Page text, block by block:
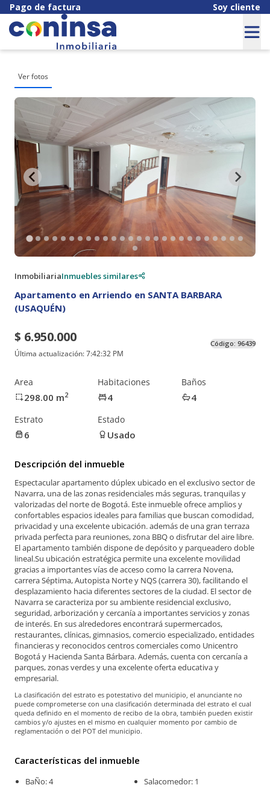
Pago de factura Soy cliente
Ver fotos
InmobiliariaInmuebles similares
Apartamento en Arriendo en SANTA BARBARA
(USAQUÉN)
$ 6.950.000
Última actualización:7:42:32 PM
Código: 96439
Area
298.00 m2
Habitaciones
4
Baños
4
Estrato
6
Estado
Usado
Descripción del inmueble
Espectacular apartamento dúplex ubicado en el exclusivo sector de
Navarra, una de las zonas residenciales más seguras, tranquilas y
valorizadas del norte de Bogotá. Este inmueble ofrece amplios y
confortables espacios ideales para familias que buscan comodidad,
privacidad y una excelente ubicación. además de una gran terraza
privada perfecta para reuniones, zona BBQ o disfrutar del aire libre.
El apartamento también dispone de depósito y parqueadero doble
lineal.Su ubicación estratégica permite una excelente movilidad
gracias a importantes vías de acceso como la carrera Novena,
carrera Séptima, Autopista Norte y NQS (carrera 30), facilitando el
desplazamiento hacia diferentes sectores de la ciudad. El sector de
Navarra se caracteriza por su ambiente residencial exclusivo,
seguridad, arborización y cercanía a importantes servicios y zonas
de interés. En sus alrededores encontrará supermercados,
restaurantes, clínicas, gimnasios, comercio especializado, entidades
financieras y reconocidos centros comerciales como Unicentro
Bogotá y Hacienda Santa Bárbara. Además, cuenta con cercanía a
parques, zonas verdes y una excelente oferta educativa y
empresarial.
La clasificación del estrato es potestativo del municipio, el anunciante no
puede comprometerse con una clasificación determinada del estrato el cual
queda definido en el momento de recibo de la obra, también pueden existir
cambios y/o ajustes en el mismo en cualquier momento por cambio de
reglamentación o del POT del municipio.
Características del inmueble
BaÑo: 4
Salacomedor: 1